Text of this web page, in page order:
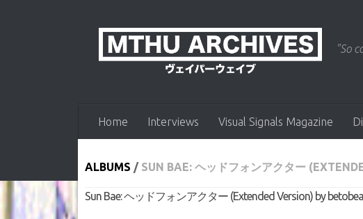
"So
Home Interviews Visual Signals Magazine
ALBUMS / SUN BAE: ヘッドフォンアクター
Sun Bae: ヘッドフォンアクター (Extended Version) by